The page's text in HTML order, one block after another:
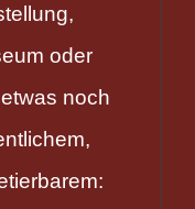
oder
noch